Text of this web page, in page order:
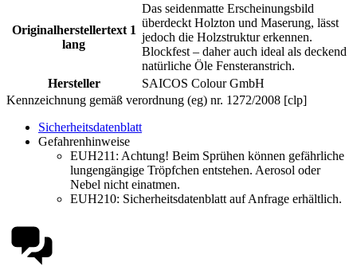
Originalherstellertext 1
lang
Das seidenmatte Erscheinungsbild
überdeckt Holzton und Maserung, lässt
jedoch die Holzstruktur erkennen.
Blockfest – daher auch ideal als deckend
natürliche Öle Fensteranstrich.
Hersteller
SAICOS Colour GmbH
Kennzeichnung gemäß verordnung (eg) nr. 1272/2008 [clp]
Sicherheitsdatenblatt
Gefahrenhinweise
EUH211: Achtung! Beim Sprühen können gefährliche
lungengängige Tröpfchen entstehen. Aerosol oder
Nebel nicht einatmen.
EUH210: Sicherheitsdatenblatt auf Anfrage erhältlich.